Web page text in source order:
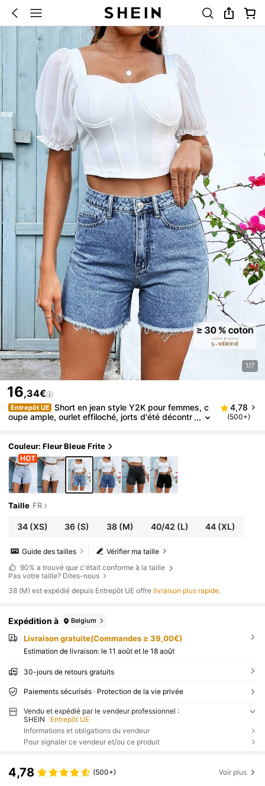
1/7
16,34€
Entrepôt UE
Short en jean style Y2K pour femmes, c
oupe ample, ourlet effiloché, jorts d'été décontr
4,78
(500+)
Couleur: Fleur Bleue Frite
Taille FR
34(XS) 36 (S) 38(M) 40/42 (L) 44 (XL)
Vérifier ma taille
Guide des tailles
90% a trouvé que c'était conforme à la taille
Pas votre taille? Dites-nous
​38 (M) est expédié depuis Entrepôt UE offre livraison plus rapide.
Expédition à Belgium
Livraison gratuite(Commandes ≥ 39,00€)
Estimation de livraison: le 11 août et le 18 août
30-jours de retours gratuits
Paiements sécurisés · Protection de la vie privée
Vendu et expédié par le vendeur professionnel :
SHEIN
Entrepôt UE
Informations et obligations du vendeur
Pour signaler ce vendeur et/ou ce produit
4,78 (500+) Voir plus